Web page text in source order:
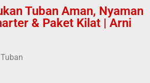
Tuban Aman, Nyaman
& Paket Kilat | Arni